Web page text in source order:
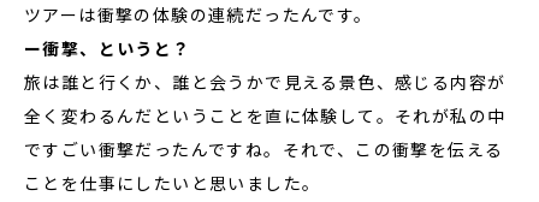
ツアーは衝撃の体験の連続だったんです。
ー衝撃、というと？
旅は誰と行くか、誰と会うかで見える景色、感じる内容が
全く変わるんだということを直に体験して。それが私の中
ですごい衝撃だったんですね。それで、この衝撃を伝える
ことを仕事にしたいと思いました。